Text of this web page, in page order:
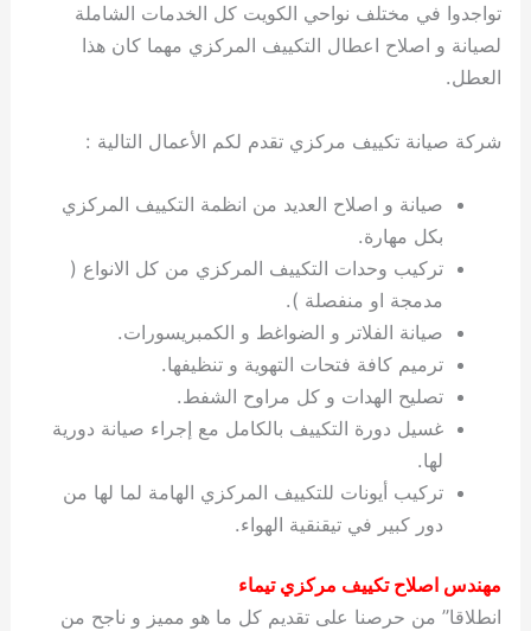
تواجدوا في مختلف نواحي الكويت كل الخدمات الشاملة
لصيانة و اصلاح اعطال التكييف المركزي مهما كان هذا
العطل.
شركة صيانة تكييف مركزي تقدم لكم الأعمال التالية :
صيانة و اصلاح العديد من انظمة التكييف المركزي
بكل مهارة.
تركيب وحدات التكييف المركزي من كل الانواع (
مدمجة او منفصلة ).
صيانة الفلاتر و الضواغط و الكمبريسورات.
ترميم كافة فتحات التهوية و تنظيفها.
تصليح الهدات و كل مراوح الشفط.
غسيل دورة التكييف بالكامل مع إجراء صيانة دورية
لها.
تركيب أيونات للتكييف المركزي الهامة لما لها من
دور كبير في تيقنقية الهواء.
مهندس اصلاح تكييف مركزي تيماء
انطلاقا” من حرصنا على تقديم كل ما هو مميز و ناجح من